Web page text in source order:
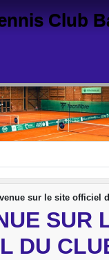
Club
sur le site officiel
SUR
DU
cookies